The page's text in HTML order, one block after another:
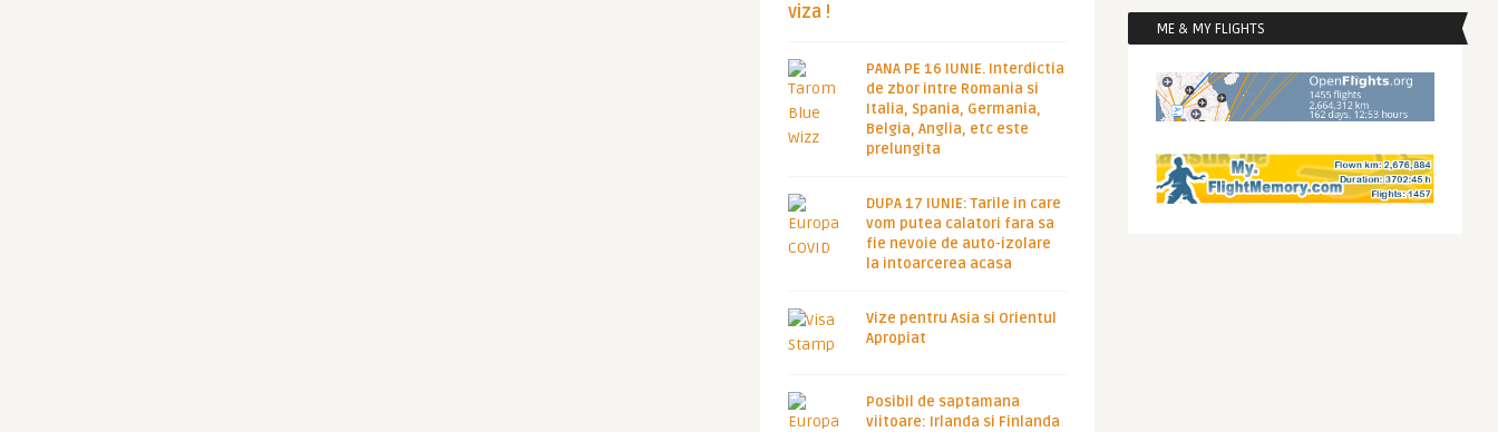
viza !
PANA PE 16 IUNIE. Interdictia
de zbor intre Romania si
Italia, Spania, Germania,
Belgia, Anglia, etc este
prelungita
DUPA 17 IUNIE: Tarile in care
vom putea calatori fara sa
fie nevoie de auto-izolare
la intoarcerea acasa
Vize pentru Asia si Orientul
Apropiat
Posibil de saptamana
viitoare: Irlanda si Finlanda
ME & MY FLIGHTS